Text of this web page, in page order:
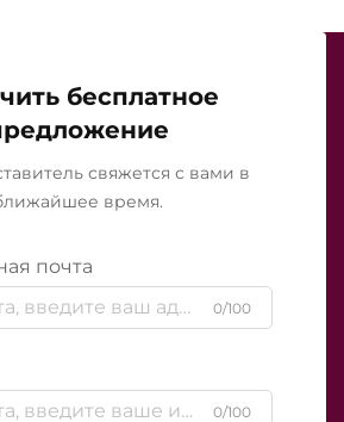
бесплатное
свяжется с вами в
время.
почта
0/100
0/100